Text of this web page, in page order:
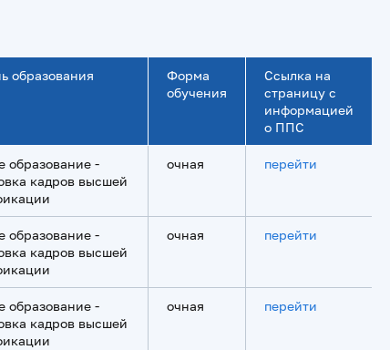
образования
Форма
обучения
Ссылка на
страницу с
информацией
о ППС
образование -
кадров высшей
очная перейти
образование -
кадров высшей
очная перейти
образование -
кадров высшей
очная перейти